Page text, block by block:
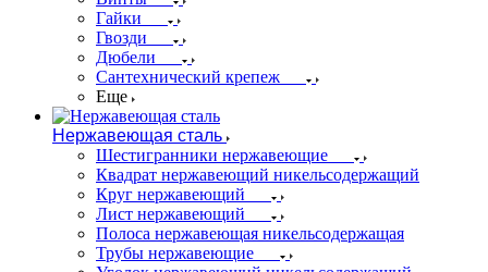
Гайки
Гвозди
Дюбели
Сантехнический крепеж
Еще
Нержавеющая сталь
Шестигранники нержавеющие
Квадрат нержавеющий никельсодержащий
Круг нержавеющий
Лист нержавеющий
Полоса нержавеющая никельсодержащая
Трубы нержавеющие